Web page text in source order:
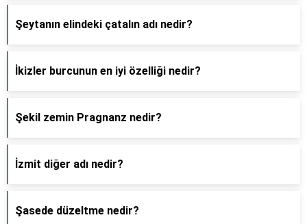
Şeytanın elindeki çatalın adı nedir?
İkizler burcunun en iyi özelliği nedir?
Şekil zemin Pragnanz nedir?
İzmit diğer adı nedir?
Şasede düzeltme nedir?